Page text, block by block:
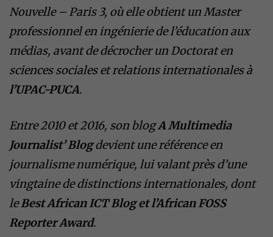
Nouvelle – Paris 3, où elle obtient un Master
professionnel en ingénierie de l’éducation aux
médias, avant de décrocher un Doctorat en
sciences sociales et relations internationales à
l’UPAC-PUCA.
Entre 2010 et 2016, son blogA Multimedia
Journalist’ Blogdevient une référence en
journalisme numérique, lui valant près d’une
vingtaine de distinctions internationales, dont
leBest African ICT Blog et l’African FOSS
Reporter Award.